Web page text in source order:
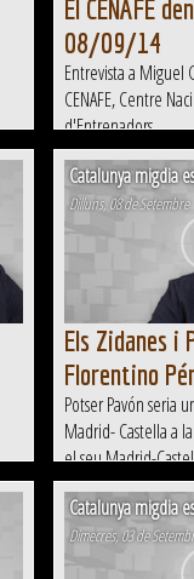
El CENAFE
08/09/14
Entrevista a Miguel
CENAFE, Centre
d'Entrenadors.
Catalunya migdia
Dilluns, 08 de Setembre
Els Zidanes i
Florentino
Potser Pavón seria
Madrid- Castella a
el seu Madrid-
partits que han
divisió B. A més,
d'entrenador
Catalunya migdia
Dimecres, 03 de